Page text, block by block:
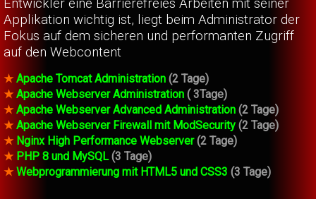
Entwickler eine Barrierefreies Arbeiten mit seiner
Applikation wichtig ist, liegt beim Administrator der
Fokus auf dem sicheren und performanten Zugriff
auf den Webcontent
★ Apache Tomcat Administration (2 Tage)
★ Apache Webserver Administration ( 3Tage)
★ Apache Webserver Advanced Administration (2 Tage)
★ Apache Webserver Firewall mit ModSecurity (2 Tage)
★ Nginx High Performance Webserver (2 Tage)
★ PHP 8 und MySQL (3 Tage)
★ Webprogrammierung mit HTML5 und CSS3 (3 Tage)